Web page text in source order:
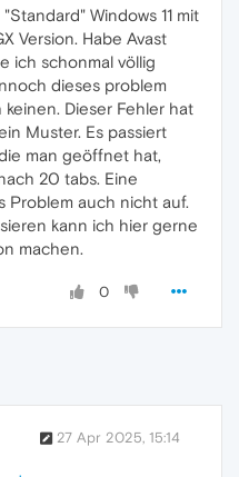
Windows 11 mit
Version. Habe Avast
ich schonmal völlig
dieses problem
Dieser Fehler hat
Muster. Es passiert
man geöffnet hat,
20 tabs. Eine
Problem auch nicht auf.
kann ich hier gerne
machen.
0
27 Apr 2025, 15:14